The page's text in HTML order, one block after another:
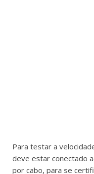
Para testar a
deve estar conectado
por cabo, para se